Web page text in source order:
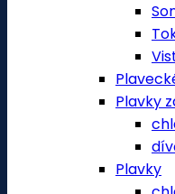
Plavky
Plavky